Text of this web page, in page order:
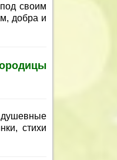
своим
добра и
стихи